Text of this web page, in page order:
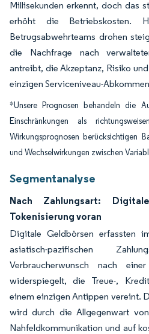
Millisekunden erkennt, doch das
erhöht die Betriebskosten.
Betrugsabwehrteams drohen
die Nachfrage nach
antreibt, die Akzeptanz, Risiko
einzigen Serviceniveau-
*Unsere Prognosen behandeln die
Einschränkungen als
Wirkungsprognosen berücksichtigen
und Wechselwirkungen zwischen
Segmentanalyse
Nach Zahlungsart:
Tokenisierung voran
Digitale Geldbörsen erfassten
asiatisch-pazifischen
Verbraucherwunsch nach
widerspiegelt, die Treue-,
einem einzigen Antippen vereint.
wird durch die Allgegenwart
Nahfeldkommunikation und auf